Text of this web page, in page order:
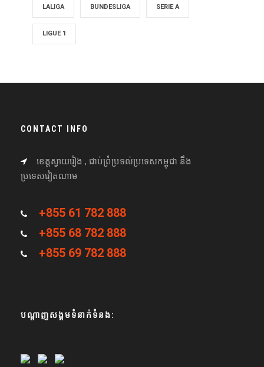
LALIGA BUNDESLIGA SERIE A
LIGUE 1
CONTACT INFO
ខេត្តស្វាយរៀង , ជាប់ព្រំប្រទល់ប្រទេសកម្ពុជា នឹង
ប្រទេសវៀតណាម
+855 61 782 888
+855 68 782 888
+855 69 782 888
បណ្តាញសង្គមទំនាក់ទំនង: